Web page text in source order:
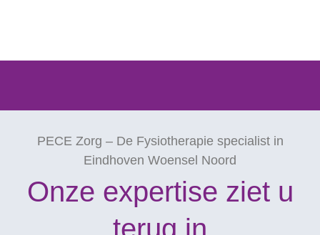
PECE Zorg – De Fysiotherapie specialist in
Eindhoven Woensel Noord
Onze expertise ziet u
terug in